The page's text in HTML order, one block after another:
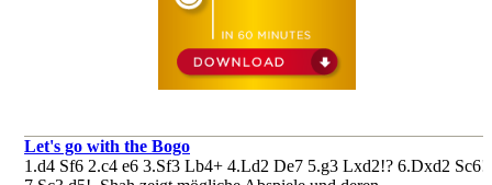
Let's go with the Bogo
1.d4 Sf6 2.c4 e6 3.Sf3 Lb4+ 4.Ld2 De7 5.g3 Lxd2!? 6.Dxd2 Sc6!